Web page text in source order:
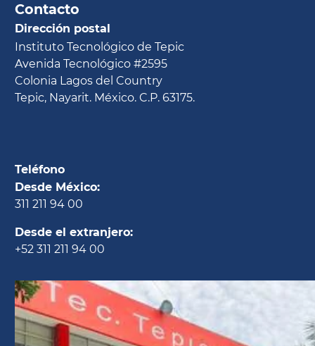
Contacto
Dirección postal
Instituto Tecnológico de Tepic
Avenida Tecnológico #2595
Colonia Lagos del Country
Tepic, Nayarit. México. C.P. 63175.
Teléfono
Desde México:
311 211 94 00
Desde el extranjero:
+52 311 211 94 00